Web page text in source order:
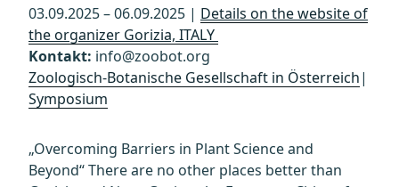
03.09.2025 – 06.09.2025 | Details on the website of
the organizer Gorizia, ITALY
Kontakt: info@zoobot.org
Zoologisch-Botanische Gesellschaft in Österreich|
Symposium
„Overcoming Barriers in Plant Science and
Beyond“ There are no other places better than